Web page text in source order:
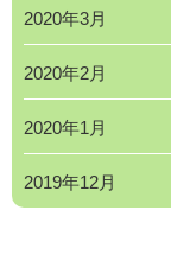
2020年3月
2020年2月
2020年1月
2019年12月